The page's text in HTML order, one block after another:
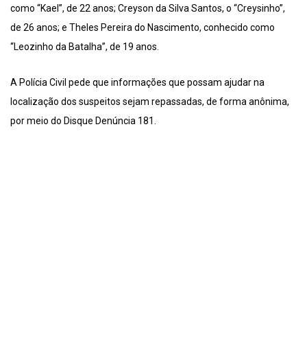
como “Kael”, de 22 anos; Creyson da Silva Santos, o “Creysinho”,
de 26 anos; e Theles Pereira do Nascimento, conhecido como
“Leozinho da Batalha”, de 19 anos.
A Polícia Civil pede que informações que possam ajudar na
localização dos suspeitos sejam repassadas, de forma anônima,
por meio do Disque Denúncia 181.